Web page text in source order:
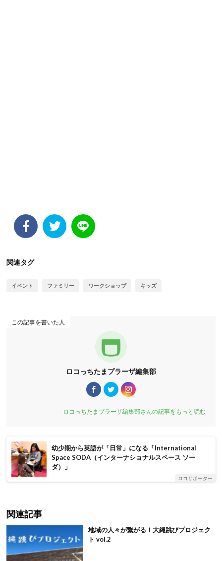
関連タグ
イベント ファミリー ワークショップ キッズ
この記事を書いた人
ロコっちたまプラーザ編集部
ロコっちたまプラーザ編集部さんの記事をもっと読む
幼少期から英語が「日常」になる「International
Space SODA（インターナショナルスペース ソー
ダ）」
ロコサポーター
関連記事
地域の人々が繋がる！大縄跳びプロジェク
ト vol.2